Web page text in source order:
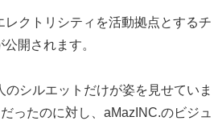
クトリシティを活動拠点とするチ
開されます。
シルエットだけが姿を見せていま
ったのに対し、aMazINC.のビジュ